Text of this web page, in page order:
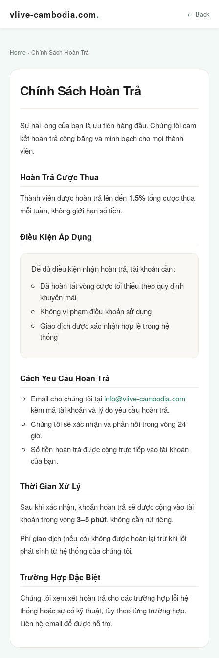
vlive-cambodia.com. ← Back
Home › Chính Sách Hoàn Trả
Chính Sách Hoàn Trả
Sự hài lòng của bạn là ưu tiên hàng đầu. Chúng tôi cam
kết hoàn trả công bằng và minh bạch cho mọi thành
viên.
Hoàn Trả Cược Thua
Thành viên được hoàn trả lên đến 1.5%tổng cược thua
mỗi tuần, không giới hạn số tiền.
Điều Kiện Áp Dụng
Để đủ điều kiện nhận hoàn trả, tài khoản cần:
Đã hoàn tất vòng cược tối thiểu theo quy định
khuyến mãi
Không vi phạm điều khoản sử dụng
Giao dịch được xác nhận hợp lệ trong hệ
thống
Cách Yêu Cầu Hoàn Trả
Email cho chúng tôi tại info@vlive-cambodia.com
kèm mã tài khoản và lý do yêu cầu hoàn trả.
Chúng tôi sẽ xác nhận và phản hồi trong vòng 24
giờ.
Số tiền hoàn trả được cộng trực tiếp vào tài khoản
của bạn.
Thời Gian Xử Lý
Sau khi xác nhận, khoản hoàn trả sẽ được cộng vào tài
khoản trong vòng3–5 phút, không cần rút riêng.
Phí giao dịch (nếu có) không được hoàn lại trừ khi lỗi
phát sinh từ hệ thống của chúng tôi.
Trường Hợp Đặc Biệt
Chúng tôi xem xét hoàn trả cho các trường hợp lỗi hệ
thống hoặc sự cố kỹ thuật, tùy theo từng trường hợp.
Liên hệ email để được hỗ trợ.